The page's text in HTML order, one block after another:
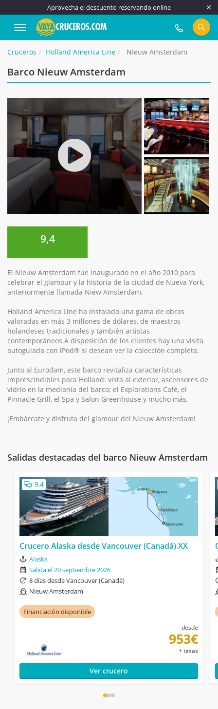
Aprovecha el descuento reservando online
917 815 555
Cruceros Holland America Line Nieuw Amsterdam
Barco Nieuw Amsterdam
9,4
El Nieuw Amsterdam fue inaugurado en el año 2010 para
celebrar el glamour y la historia de la ciudad de Nueva York,
anteriormente llamada Niew Amsterdam.
Holland America Line ha instalado una gama de obras
valoradas en más 3 millones de dólares, de maestros
holandeses tradicionales y también artistas
contemporáneos.A disposición de los clientes hay una visita
autoguiada con iPod® si desean ver la colección completa.
Junto al Eurodam, este barco revitaliza características
imprescindibles para Holland: vista al exterior, ascensores de
vidrio en la medianía del barco; el Explorations Café, el
Pinnacle Grill, el Spa y Salon Greenhouse y mucho más.
¡Embárcate y disfruta del glamour del Nieuw Amsterdam!
Salidas destacadas del barco Nieuw Amsterdam
9,4
Crucero Alaska desde Vancouver (Canadá) XX
Alaska
Salida el 20 septiembre 2026
8 días desde Vancouver (Canadá)
Nieuw Amsterdam
Financiación disponible
desde
953€
+ tasas
Ver crucero